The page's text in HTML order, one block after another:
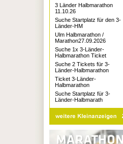
3 Länder Halbmarathon
11.10.26
Suche Startplatz für den 3-
Länder-HM
Ulm Halbmarathon /
Marathon27.09.2026
Suche 1x 3-Länder-
Halbmarathon Ticket
Suche 2 Tickets für 3-
Länder-Halbmarathon
Ticket 3-Länder-
Halbmarathon
Suche Startplatz für 3-
Länder-Halbmarath